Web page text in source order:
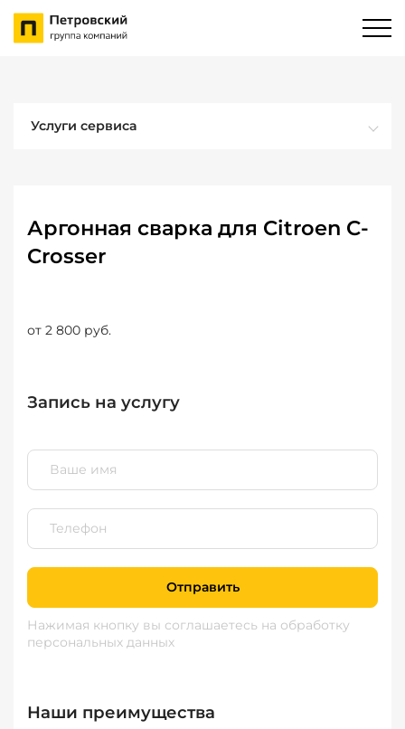
Услуги сервиса
Аргонная сварка для Citroen C-
Crosser
от 2 800 руб.
Запись на услугу
Отправить
Нажимая кнопку вы соглашаетесь на обработку
персональных данных
Наши преимущества